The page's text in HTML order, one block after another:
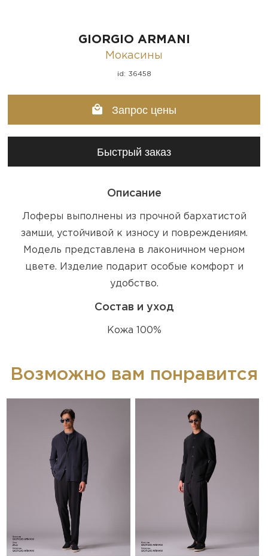
GIORGIO ARMANI
Мокасины
id: 36458
Запрос цены
Быстрый заказ
Описание
Лоферы выполнены из прочной бархатистой
замши, устойчивой к износу и повреждениям.
Модель представлена в лаконичном черном
цвете. Изделие подарит особые комфорт и
удобство.
Состав и уход
Кожа 100%
Возможно вам понравится